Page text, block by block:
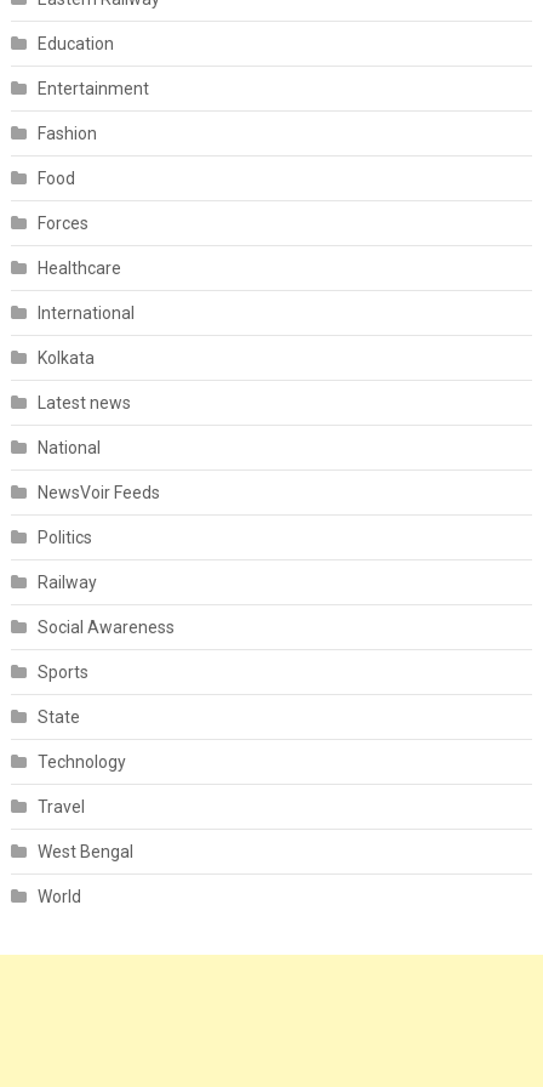
Education
Entertainment
Fashion
Food
Forces
Healthcare
International
Kolkata
Latest news
National
NewsVoir Feeds
Politics
Railway
Social Awareness
Sports
State
Technology
Travel
West Bengal
World